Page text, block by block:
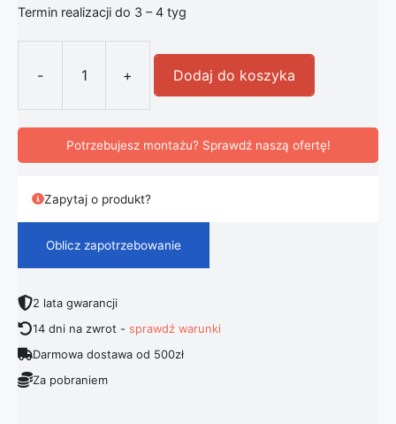
Termin realizacji do 3 – 4 tyg
-
ilość Newgarden Bossa lampa
+ Dodaj do koszyka
Potrzebujesz montażu? Sprawdź naszą ofertę!
Zapytaj o produkt?
Oblicz zapotrzebowanie
2 lata gwarancji
14 dni na zwrot -sprawdź warunki
Darmowa dostawa od 500zł
Za pobraniem